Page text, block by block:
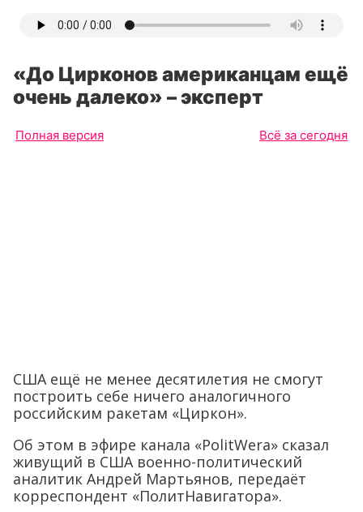
«До Цирконов американцам ещё
очень далеко» – эксперт
Полная версия Всё за сегодня
США ещё не менее десятилетия не смогут
построить себе ничего аналогичного
российским ракетам «Циркон».
Об этом в эфире канала «PolitWera» сказал
живущий в США военно-политический
аналитик Андрей Мартьянов, передаёт
корреспондент «ПолитНавигатора».